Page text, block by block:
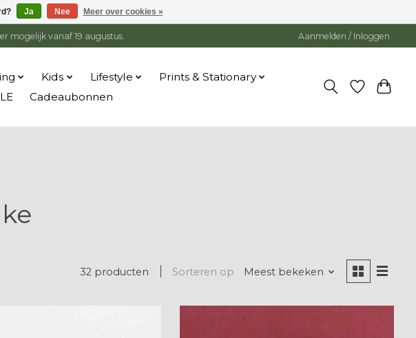
mogelijk vanaf 19 augustus. Aanmelden / Inloggen
Kids Lifestyle
Prints & Stationary
Cadeaubonnen
32 producten Sorteren op Meest bekeken
Ja Nee Meer over cookies »